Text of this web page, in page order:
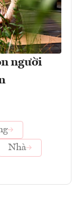
người
Nhà